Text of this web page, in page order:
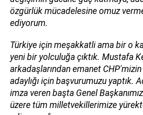
özgürlük mücadelesine omuz
ediyorum.
Türkiye için meşakkatli ama bir o
yeni bir yolculuğa çıktık. Mustafa
arkadaşlarından emanet
adaylığı için başvurumuzu yaptık.
imza veren başta Genel
üzere tüm milletvekillerimize